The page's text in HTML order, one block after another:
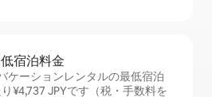
宿⁠泊⁠料⁠金
ケーションレンタルの最低宿泊
¥4,737 JPYです（税・手数料を